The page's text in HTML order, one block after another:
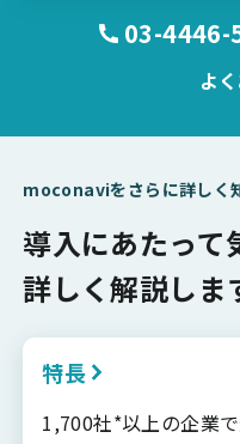
03-4446-
よ
moconaviをさらに詳しく
導入にあたって
詳しく解説しま
特長
1,700社*以上の企業